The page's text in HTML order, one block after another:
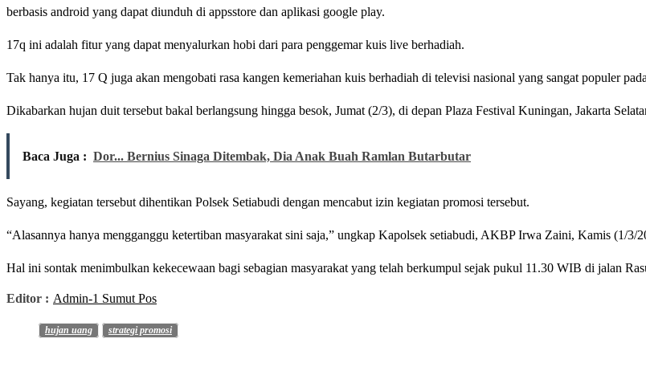
berbasis android yang dapat diunduh di appsstore dan aplikasi google play.
17q ini adalah fitur yang dapat menyalurkan hobi dari para penggemar kuis live berhadiah.
Tak hanya itu, 17 Q juga akan mengobati rasa kangen kemeriahan kuis berhadiah di televisi nasional yang sangat populer
Dikabarkan hujan duit tersebut bakal berlangsung hingga besok, Jumat (2/3), di depan Plaza Festival Kuningan, Jakarta
Baca Juga : Dor... Bernius Sinaga Ditembak, Dia Anak Buah Ramlan Butarbutar
Sayang, kegiatan tersebut dihentikan Polsek Setiabudi dengan mencabut izin kegiatan promosi tersebut.
“Alasannya hanya mengganggu ketertiban masyarakat sini saja,” ungkap Kapolsek setiabudi, AKBP Irwa Zaini, Kamis (1/3/
Hal ini sontak menimbulkan kekecewaan bagi sebagian masyarakat yang telah berkumpul sejak pukul 11.30 WIB di jalan
Editor : Admin-1 Sumut Pos
hujan uang strategi promosi